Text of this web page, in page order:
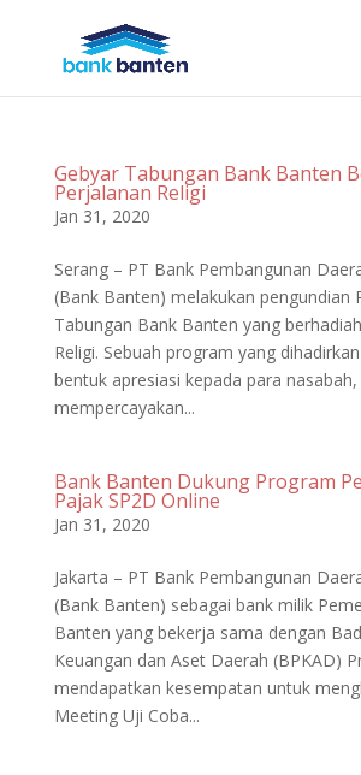
Gebyar Tabungan Bank Banten
Perjalanan Religi
Jan 31, 2020
Serang – PT Bank Pembangunan
(Bank Banten) melakukan pengundian
Tabungan Bank Banten yang
Religi. Sebuah program yang
bentuk apresiasi kepada para
mempercayakan...
Bank Banten Dukung Program
Pajak SP2D Online
Jan 31, 2020
Jakarta – PT Bank Pembangunan
(Bank Banten) sebagai bank milik
Banten yang bekerja sama dengan
Keuangan dan Aset Daerah (BPKAD)
mendapatkan kesempatan untuk
Meeting Uji Coba...